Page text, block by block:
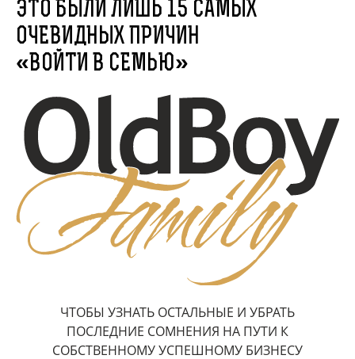
ЭТО БЫЛИ ЛИШЬ 15 САМЫХ
ОЧЕВИДНЫХ ПРИЧИН
«ВОЙТИ В СЕМЬЮ»
ЧТОБЫ УЗНАТЬ ОСТАЛЬНЫЕ И УБРАТЬ
ПОСЛЕДНИЕ СОМНЕНИЯ НА ПУТИ К
СОБСТВЕННОМУ УСПЕШНОМУ БИЗНЕСУ